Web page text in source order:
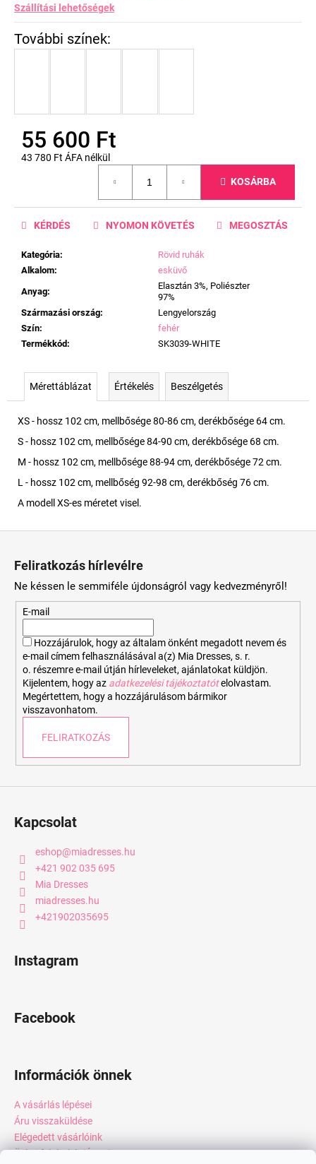
Szállítási lehetőségek
55 600 Ft
43 780 Ft ÁFA nélkül
KOSÁRBA
Kategória:
Rövid ruhák
Alkalom:
esküvő
Anyag:
Elasztán 3%, Poliészter
97%
Származási ország:
Lengyelország
Szín:
fehér
Termékkód: SK3039-WHITE
KÉRDÉS NYOMON KÖVETÉS MEGOSZTÁS
Mérettáblázat Értékelés Beszélgetés
XS - hossz 102 cm, mellbősége 80-86 cm, derékbősége 64 cm.
S - hossz 102 cm, mellbősége 84-90 cm, derékbősége 68 cm.
M - hossz 102 cm, mellbősége 88-94 cm, derékbősége 72 cm.
L - hossz 102 cm, mellbőség 92-98 cm, derékbőség 76 cm.
A modell XS-es méretet visel.
Feliratkozás hírlevélre
Ne késsen le semmiféle újdonságról vagy kedvezményről!
E-mail
Hozzájárulok, hogy az általam önként megadott nevem és
e-mail címem felhasználásával a(z) Mia Dresses, s. r.
o. részemre e-mail útján hírleveleket, ajánlatokat küldjön.
Kijelentem, hogy az adatkezelési tájékoztatót elolvastam.
Megértettem, hogy a hozzájárulásom bármikor
visszavonhatom.
FELIRATKOZÁS
Kapcsolat
eshop@miadresses.hu
+421 902 035 695
Mia Dresses
miadresses.hu
+421902035695
Instagram
Facebook
Információk önnek
A vásárlás lépései
Áru visszaküldése
Elégedett vásárlóink
Üzleti feltételek (ÁSZF)